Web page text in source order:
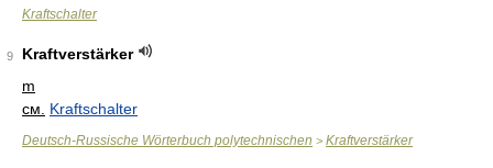
Kraftschalter
9
Kraftverstärker
m
см.
Kraftschalter
Deutsch-Russische Wörterbuch polytechnischen > Kraftverstärker